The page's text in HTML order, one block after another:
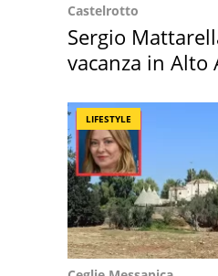
Castelrotto
Sergio
vacanza in Alto
LIFESTYLE